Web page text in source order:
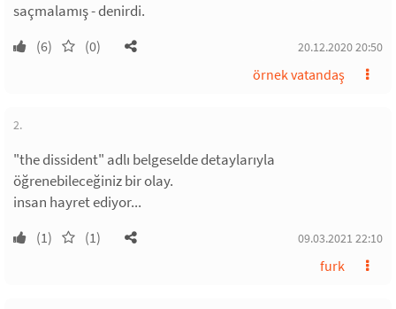
saçmalamış - denirdi.
(6) (0) 20.12.2020 20:50
örnek vatandaş
2.
"the dissident" adlı belgeselde detaylarıyla
öğrenebileceğiniz bir olay.
insan hayret ediyor...
(1) (1) 09.03.2021 22:10
furk